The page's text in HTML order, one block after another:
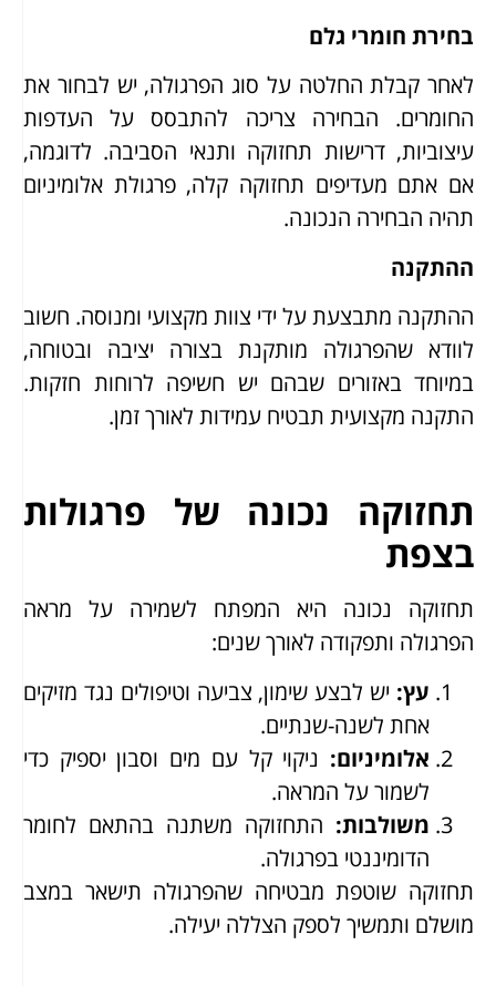
בחירת חומרי גלם
לאחר קבלת החלטה על סוג הפרגולה, יש לבחור את
החומרים. הבחירה צריכה להתבסס על העדפות
עיצוביות, דרישות תחזוקה ותנאי הסביבה. לדוגמה,
אם אתם מעדיפים תחזוקה קלה, פרגולת אלומיניום
תהיה הבחירה הנכונה.
ההתקנה
ההתקנה מתבצעת על ידי צוות מקצועי ומנוסה. חשוב
לוודא שהפרגולה מותקנת בצורה יציבה ובטוחה,
במיוחד באזורים שבהם יש חשיפה לרוחות חזקות.
התקנה מקצועית תבטיח עמידות לאורך זמן.
תחזוקה נכונה של פרגולות
בצפת
תחזוקה נכונה היא המפתח לשמירה על מראה
הפרגולה ותפקודה לאורך שנים:
עץ: יש לבצע שימון, צביעה וטיפולים נגד מזיקים
אחת לשנה-שנתיים.
אלומיניום: ניקוי קל עם מים וסבון יספיק כדי
לשמור על המראה.
משולבות: התחזוקה משתנה בהתאם לחומר
הדומיננטי בפרגולה.
תחזוקה שוטפת מבטיחה שהפרגולה תישאר במצב
מושלם ותמשיך לספק הצללה יעילה.